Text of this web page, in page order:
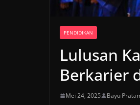
PENDIDIKAN
Lulusan
Berkarier
Mei 24, 2025 Bayu